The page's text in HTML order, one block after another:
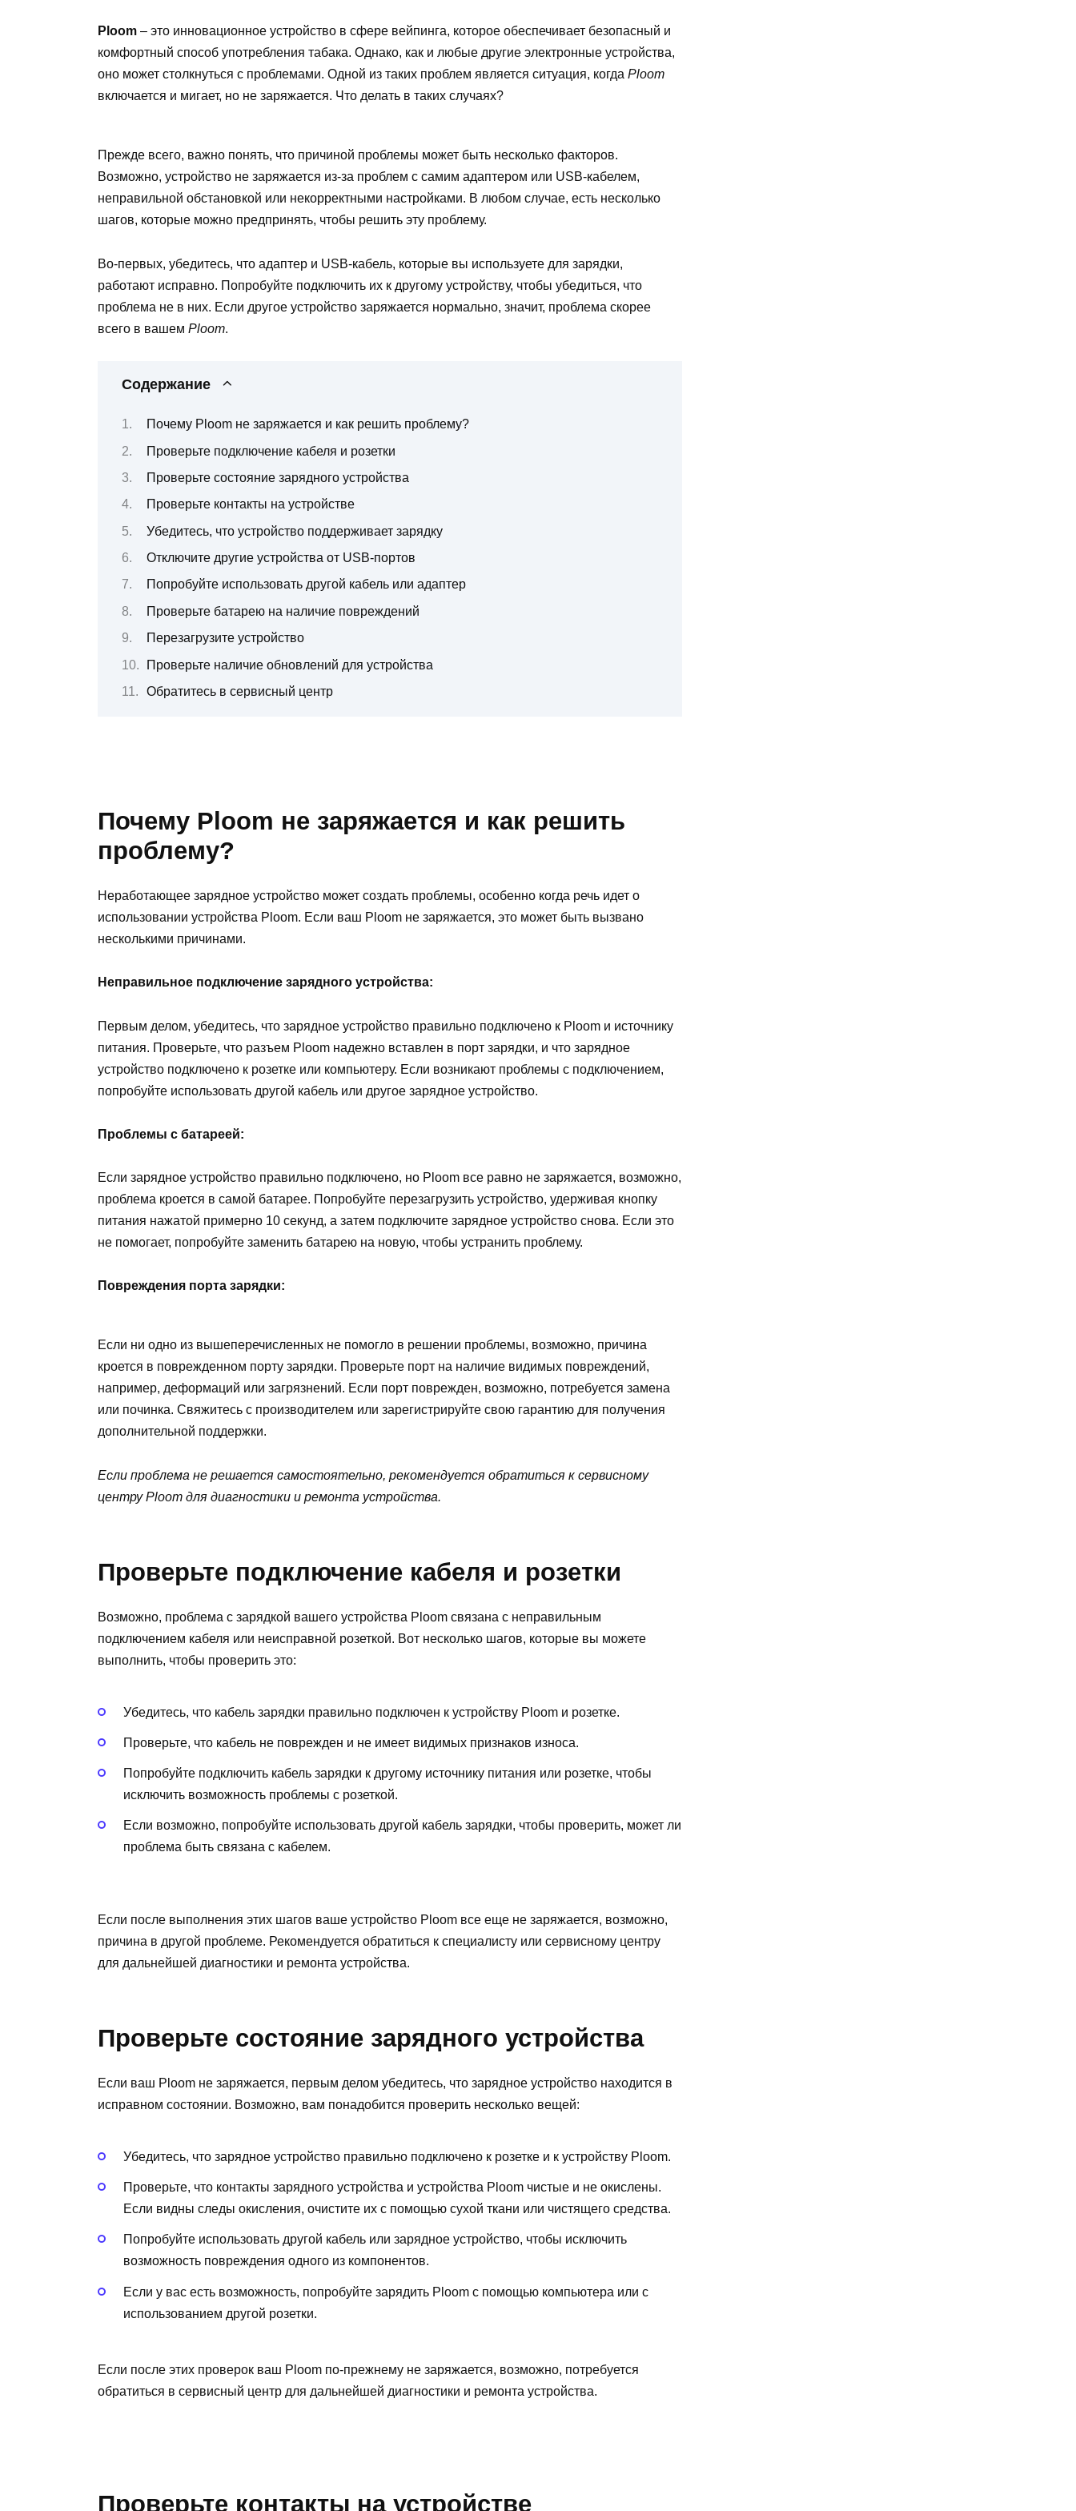
Ploom – это инновационное устройство в сфере вейпинга, которое обеспечивает безопасный и
комфортный способ употребления табака. Однако, как и любые другие электронные устройства,
оно может столкнуться с проблемами. Одной из таких проблем является ситуация, когда Ploom
включается и мигает, но не заряжается. Что делать в таких случаях?
Прежде всего, важно понять, что причиной проблемы может быть несколько факторов.
Возможно, устройство не заряжается из-за проблем с самим адаптером или USB-кабелем,
неправильной обстановкой или некорректными настройками. В любом случае, есть несколько
шагов, которые можно предпринять, чтобы решить эту проблему.
Во-первых, убедитесь, что адаптер и USB-кабель, которые вы используете для зарядки,
работают исправно. Попробуйте подключить их к другому устройству, чтобы убедиться, что
проблема не в них. Если другое устройство заряжается нормально, значит, проблема скорее
всего в вашем Ploom.
Содержание
Почему Ploom не заряжается и как решить проблему?
Проверьте подключение кабеля и розетки
Проверьте состояние зарядного устройства
Проверьте контакты на устройстве
Убедитесь, что устройство поддерживает зарядку
Отключите другие устройства от USB-портов
Попробуйте использовать другой кабель или адаптер
Проверьте батарею на наличие повреждений
Перезагрузите устройство
Проверьте наличие обновлений для устройства
Обратитесь в сервисный центр
Почему Ploom не заряжается и как решить
проблему?
Неработающее зарядное устройство может создать проблемы, особенно когда речь идет о
использовании устройства Ploom. Если ваш Ploom не заряжается, это может быть вызвано
несколькими причинами.
Неправильное подключение зарядного устройства:
Первым делом, убедитесь, что зарядное устройство правильно подключено к Ploom и источнику
питания. Проверьте, что разъем Ploom надежно вставлен в порт зарядки, и что зарядное
устройство подключено к розетке или компьютеру. Если возникают проблемы с подключением,
попробуйте использовать другой кабель или другое зарядное устройство.
Проблемы с батареей:
Если зарядное устройство правильно подключено, но Ploom все равно не заряжается, возможно,
проблема кроется в самой батарее. Попробуйте перезагрузить устройство, удерживая кнопку
питания нажатой примерно 10 секунд, а затем подключите зарядное устройство снова. Если это
не помогает, попробуйте заменить батарею на новую, чтобы устранить проблему.
Повреждения порта зарядки:
Если ни одно из вышеперечисленных не помогло в решении проблемы, возможно, причина
кроется в поврежденном порту зарядки. Проверьте порт на наличие видимых повреждений,
например, деформаций или загрязнений. Если порт поврежден, возможно, потребуется замена
или починка. Свяжитесь с производителем или зарегистрируйте свою гарантию для получения
дополнительной поддержки.
Если проблема не решается самостоятельно, рекомендуется обратиться к сервисному
центру Ploom для диагностики и ремонта устройства.
Проверьте подключение кабеля и розетки
Возможно, проблема с зарядкой вашего устройства Ploom связана с неправильным
подключением кабеля или неисправной розеткой. Вот несколько шагов, которые вы можете
выполнить, чтобы проверить это:
Убедитесь, что кабель зарядки правильно подключен к устройству Ploom и розетке.
Проверьте, что кабель не поврежден и не имеет видимых признаков износа.
Попробуйте подключить кабель зарядки к другому источнику питания или розетке, чтобы
исключить возможность проблемы с розеткой.
Если возможно, попробуйте использовать другой кабель зарядки, чтобы проверить, может ли
проблема быть связана с кабелем.
Если после выполнения этих шагов ваше устройство Ploom все еще не заряжается, возможно,
причина в другой проблеме. Рекомендуется обратиться к специалисту или сервисному центру
для дальнейшей диагностики и ремонта устройства.
Проверьте состояние зарядного устройства
Если ваш Ploom не заряжается, первым делом убедитесь, что зарядное устройство находится в
исправном состоянии. Возможно, вам понадобится проверить несколько вещей:
Убедитесь, что зарядное устройство правильно подключено к розетке и к устройству Ploom.
Проверьте, что контакты зарядного устройства и устройства Ploom чистые и не окислены.
Если видны следы окисления, очистите их с помощью сухой ткани или чистящего средства.
Попробуйте использовать другой кабель или зарядное устройство, чтобы исключить
возможность повреждения одного из компонентов.
Если у вас есть возможность, попробуйте зарядить Ploom с помощью компьютера или с
использованием другой розетки.
Если после этих проверок ваш Ploom по-прежнему не заряжается, возможно, потребуется
обратиться в сервисный центр для дальнейшей диагностики и ремонта устройства.
Проверьте контакты на устройстве